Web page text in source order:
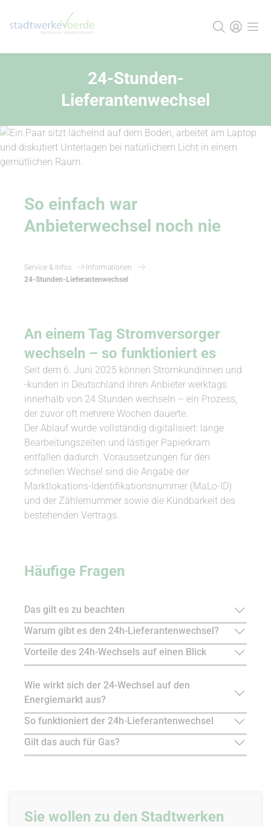
24-Stunden-
Lieferantenwechsel
So einfach war
Anbieterwechsel noch nie
Service & Infos
Informationen
24-Stunden-Lieferantenwechsel
An einem Tag Stromversorger
wechseln – so funktioniert es
Seit dem 6. Juni 2025 können Stromkundinnen und
-kunden in Deutschland ihren Anbieter werktags
innerhalb von 24 Stunden wechseln – ein Prozess,
der zuvor oft mehrere Wochen dauerte.
Der Ablauf wurde vollständig digitalisiert: lange
Bearbeitungszeiten und lästiger Papierkram
entfallen dadurch. Voraussetzungen für den
schnellen Wechsel sind die Angabe der
Marktlokations-Identifikationsnummer (MaLo-ID)
und der Zählernummer sowie die Kündbarkeit des
bestehenden Vertrags.
Häufige Fragen
Das gilt es zu beachten
Warum gibt es den 24h-Lieferantenwechsel?
Vorteile des 24h-Wechsels auf einen Blick
Wie wirkt sich der 24-Wechsel auf den
Energiemarkt aus?
So funktioniert der 24h-Lieferantenwechsel
Gilt das auch für Gas?
Sie wollen zu den Stadtwerken